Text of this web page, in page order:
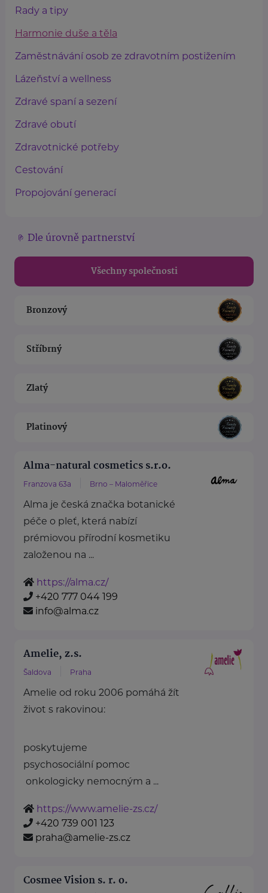
Rady a tipy
Harmonie duše a těla
Zaměstnávání osob ze zdravotním postižením
Lázeňství a wellness
Zdravé spaní a sezení
Zdravé obutí
Zdravotnické potřeby
Cestování
Propojování generací
Dle úrovně partnerství
Všechny společnosti
Bronzový
Stříbrný
Zlatý
Platinový
Alma-natural cosmetics s.r.o.
Franzova 63a Brno – Maloměřice
Alma je česká značka botanické
péče o pleť, která nabízí
prémiovou přírodní kosmetiku
založenou na ...
https://alma.cz/
+420 777 044 199
info@alma.cz
Amelie, z.s.
Šaldova Praha
Amelie od roku 2006 pomáhá žít
život s rakovinou:
poskytujeme
psychosociální pomoc
onkologicky nemocným a ...
https://www.amelie-zs.cz/
+420 739 001 123
praha@amelie-zs.cz
Cosmee Vision s. r. o.